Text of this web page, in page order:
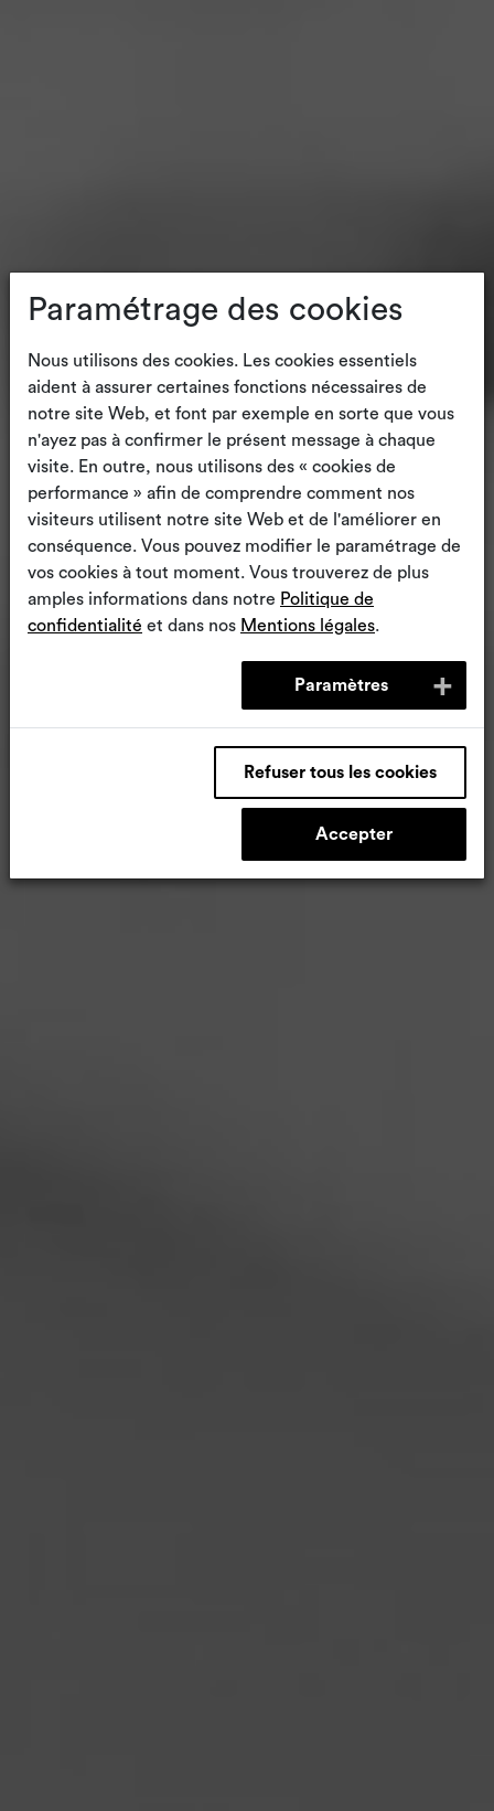
Paramétrage des cookies
Nous utilisons des cookies. Les cookies essentiels
aident à assurer certaines fonctions nécessaires de
notre site Web, et font par exemple en sorte que vous
n'ayez pas à confirmer le présent message à chaque
visite. En outre, nous utilisons des « cookies de
performance » afin de comprendre comment nos
visiteurs utilisent notre site Web et de l'améliorer en
conséquence. Vous pouvez modifier le paramétrage de
vos cookies à tout moment. Vous trouverez de plus
amples informations dans notre Politique de
confidentialité et dans nos Mentions légales.
Paramètres
Refuser tous les cookies
Accepter